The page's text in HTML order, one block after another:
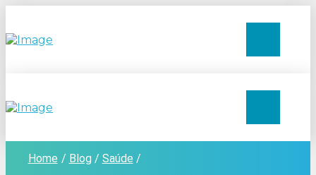
Home / Blog / Saúde /